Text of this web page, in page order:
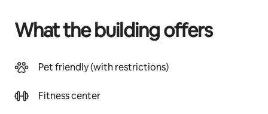
What the building offers
Pet friendly (with restrictions)
Fitness center